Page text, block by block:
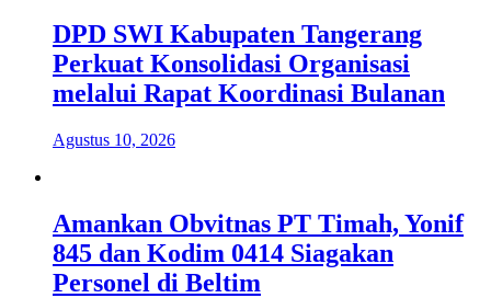
DPD SWI Kabupaten Tangerang
Perkuat Konsolidasi Organisasi
melalui Rapat Koordinasi Bulanan
Agustus 10, 2026
Amankan Obvitnas PT Timah, Yonif
845 dan Kodim 0414 Siagakan
Personel di Beltim